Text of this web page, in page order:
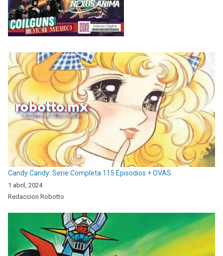
Candy Candy: Serie Completa 115 Episodios + OVAS
1 abril, 2024
Redaccion Robotto